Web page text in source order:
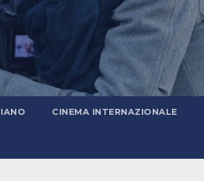
CINEMA INTERNAZIONALE